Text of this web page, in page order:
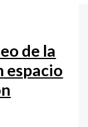
de la
espacio